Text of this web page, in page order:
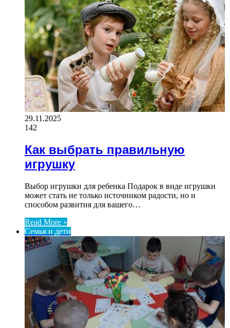
29.11.2025
142
Как выбрать правильную
игрушку
Выбор игрушки для ребенка Подарок в виде игрушки
может стать не только источником радости, но и
способом развития для вашего…
Read More »
Семья и дети